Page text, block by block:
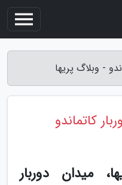
- وبلاگ پریها
کاتماندو
میدان دوربار